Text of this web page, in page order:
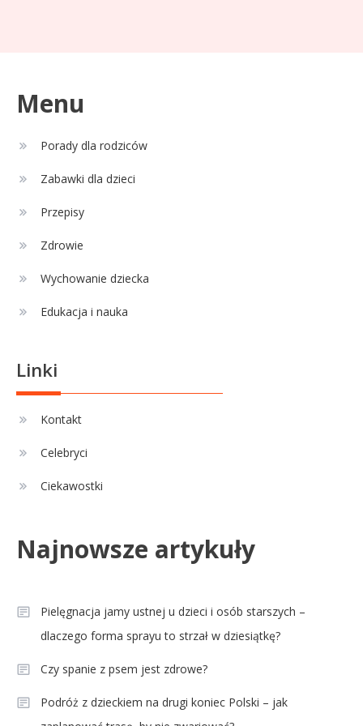
Adamek wiek: ile lat ma legenda
Menu
Porady dla rodziców
Zabawki dla dzieci
Przepisy
Zdrowie
Wychowanie dziecka
Edukacja i nauka
Linki
Kontakt
Celebryci
Ciekawostki
Najnowsze artykuły
Pielęgnacja jamy ustnej u dzieci i osób starszych –
dlaczego forma sprayu to strzał w dziesiątkę?
Czy spanie z psem jest zdrowe?
Podróż z dzieckiem na drugi koniec Polski – jak